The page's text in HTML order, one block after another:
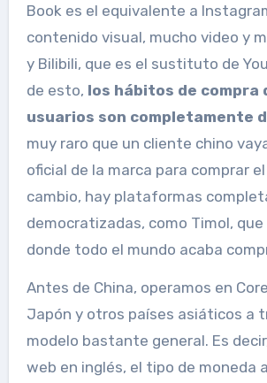
Book es el equivalente a
contenido visual, mucho video y
y Bilibili, que es el sustituto de
de esto, los hábitos de compra
usuarios son completamente
muy raro que un cliente chino
oficial de la marca para comprar
cambio, hay plataformas
democratizadas, como Timol, que
donde todo el mundo acaba
Antes de China, operamos en
Japón y otros países asiáticos a
modelo bastante general. Es
web en inglés, el tipo de moneda